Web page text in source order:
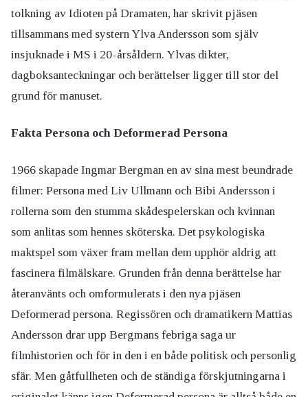
tolkning av Idioten på Dramaten, har skrivit pjäsen
tillsammans med systern Ylva Andersson som själv
insjuknade i MS i 20-årsåldern. Ylvas dikter,
dagboksanteckningar och berättelser ligger till stor del
grund för manuset.
Fakta Persona och Deformerad Persona
1966 skapade Ingmar Bergman en av sina mest beundrade
filmer: Persona med Liv Ullmann och Bibi Andersson i
rollerna som den stumma skådespelerskan och kvinnan
som anlitas som hennes sköterska. Det psykologiska
maktspel som växer fram mellan dem upphör aldrig att
fascinera filmälskare. Grunden från denna berättelse har
återanvänts och omformulerats i den nya pjäsen
Deformerad persona. Regissören och dramatikern Mattias
Andersson drar upp Bergmans febriga saga ur
filmhistorien och för in den i en både politisk och personlig
sfär. Men gåtfullheten och de ständiga förskjutningarna i